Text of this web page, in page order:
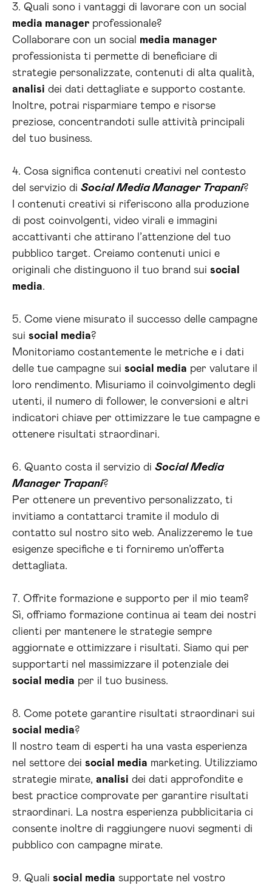
3. Quali sono i vantaggi di lavorare con un social
media manager professionale?
Collaborare con un social media manager
professionista ti permette di beneficiare di
strategie personalizzate, contenuti di alta qualità,
analisi dei dati dettagliate e supporto costante.
Inoltre, potrai risparmiare tempo e risorse
preziose, concentrandoti sulle attività principali
del tuo business.
4. Cosa significa contenuti creativi nel contesto
del servizio di Social Media Manager Trapani?
I contenuti creativi si riferiscono alla produzione
di post coinvolgenti, video virali e immagini
accattivanti che attirano l’attenzione del tuo
pubblico target. Creiamo contenuti unici e
originali che distinguono il tuo brand sui social
media.
5. Come viene misurato il successo delle campagne
sui social media?
Monitoriamo costantemente le metriche e i dati
delle tue campagne sui social media per valutare il
loro rendimento. Misuriamo il coinvolgimento degli
utenti, il numero di follower, le conversioni e altri
indicatori chiave per ottimizzare le tue campagne e
ottenere risultati straordinari.
6. Quanto costa il servizio di Social Media
Manager Trapani?
Per ottenere un preventivo personalizzato, ti
invitiamo a contattarci tramite il modulo di
contatto sul nostro sito web. Analizzeremo le tue
esigenze specifiche e ti forniremo un’offerta
dettagliata.
7. Offrite formazione e supporto per il mio team?
Sì, offriamo formazione continua ai team dei nostri
clienti per mantenere le strategie sempre
aggiornate e ottimizzare i risultati. Siamo qui per
supportarti nel massimizzare il potenziale dei
social media per il tuo business.
8. Come potete garantire risultati straordinari sui
social media?
Il nostro team di esperti ha una vasta esperienza
nel settore dei social media marketing. Utilizziamo
strategie mirate, analisi dei dati approfondite e
best practice comprovate per garantire risultati
straordinari. La nostra esperienza pubblicitaria ci
consente inoltre di raggiungere nuovi segmenti di
pubblico con campagne mirate.
9. Quali social media supportate nel vostro